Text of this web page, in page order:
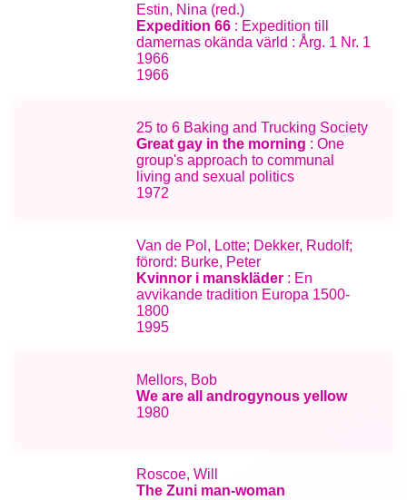
Estin, Nina (red.)
Expedition 66 : Expedition till
damernas okända värld : Årg. 1 Nr. 1
1966
1966
25 to 6 Baking and Trucking Society
Great gay in the morning : One
group's approach to communal
living and sexual politics
1972
Van de Pol, Lotte; Dekker, Rudolf;
förord: Burke, Peter
Kvinnor i manskläder : En
avvikande tradition Europa 1500-
1800
1995
Mellors, Bob
We are all androgynous yellow
1980
Roscoe, Will
The Zuni man-woman